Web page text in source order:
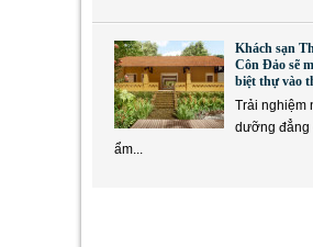
Khách sạn
Côn Đảo sẽ
biệt thự vào
Trải nghiệm
dưỡng đẳng
ẩm...